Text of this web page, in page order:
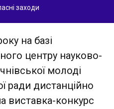
заходи
на базі
центру науково-
молоді
ради дистанційно
виставка-конкурс